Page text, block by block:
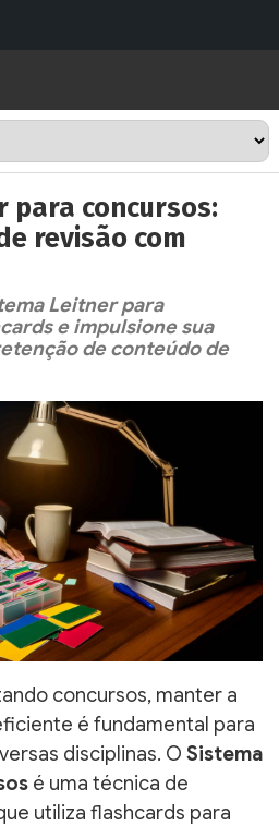
para concursos:
revisão com
Leitner para
e impulsione sua
de conteúdo de
concursos, manter a
é fundamental para
disciplinas. O Sistema
é uma técnica de
utiliza flashcards para